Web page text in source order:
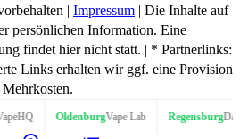
| Impressum | Die Inhalte auf
persönlichen Information. Eine
findet hier nicht statt. | * Partnerlinks:
Links erhalten wir ggf. eine Provision
OldenburgVape Lab RegensburgDampftBeiDir